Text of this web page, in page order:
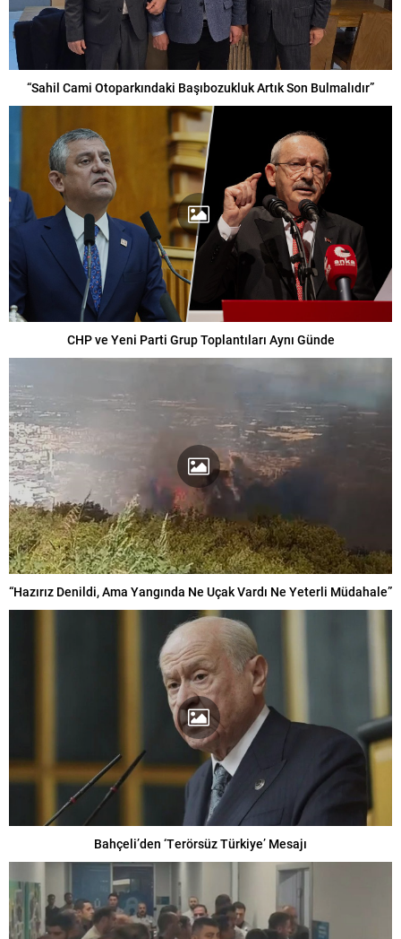
“Sahil Cami Otoparkındaki Başıbozukluk Artık Son Bulmalıdır”
CHP ve Yeni Parti Grup Toplantıları Aynı Günde
“Hazırız Denildi, Ama Yangında Ne Uçak Vardı Ne Yeterli Müdahale”
Bahçeli’den ‘Terörsüz Türkiye’ Mesajı